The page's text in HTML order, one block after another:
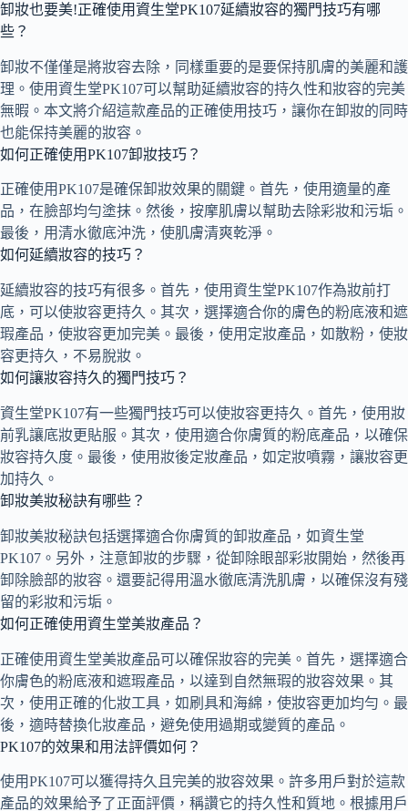
卸妝也要美!正確使用資生堂PK107延續妝容的獨門技巧有哪
些？
卸妝不僅僅是將妝容去除，同樣重要的是要保持肌膚的美麗和護
理。使用資生堂PK107可以幫助延續妝容的持久性和妝容的完美
無暇。本文將介紹這款產品的正確使用技巧，讓你在卸妝的同時
也能保持美麗的妝容。
如何正確使用PK107卸妝技巧？
正確使用PK107是確保卸妝效果的關鍵。首先，使用適量的產
品，在臉部均勻塗抹。然後，按摩肌膚以幫助去除彩妝和污垢。
最後，用清水徹底沖洗，使肌膚清爽乾淨。
如何延續妝容的技巧？
延續妝容的技巧有很多。首先，使用資生堂PK107作為妝前打
底，可以使妝容更持久。其次，選擇適合你的膚色的粉底液和遮
瑕產品，使妝容更加完美。最後，使用定妝產品，如散粉，使妝
容更持久，不易脫妝。
如何讓妝容持久的獨門技巧？
資生堂PK107有一些獨門技巧可以使妝容更持久。首先，使用妝
前乳讓底妝更貼服。其次，使用適合你膚質的粉底產品，以確保
妝容持久度。最後，使用妝後定妝產品，如定妝噴霧，讓妝容更
加持久。
卸妝美妝秘訣有哪些？
卸妝美妝秘訣包括選擇適合你膚質的卸妝產品，如資生堂
PK107。另外，注意卸妝的步驟，從卸除眼部彩妝開始，然後再
卸除臉部的妝容。還要記得用溫水徹底清洗肌膚，以確保沒有殘
留的彩妝和污垢。
如何正確使用資生堂美妝產品？
正確使用資生堂美妝產品可以確保妝容的完美。首先，選擇適合
你膚色的粉底液和遮瑕產品，以達到自然無瑕的妝容效果。其
次，使用正確的化妝工具，如刷具和海綿，使妝容更加均勻。最
後，適時替換化妝產品，避免使用過期或變質的產品。
PK107的效果和用法評價如何？
使用PK107可以獲得持久且完美的妝容效果。許多用戶對於這款
產品的效果給予了正面評價，稱讚它的持久性和質地。根據用戶